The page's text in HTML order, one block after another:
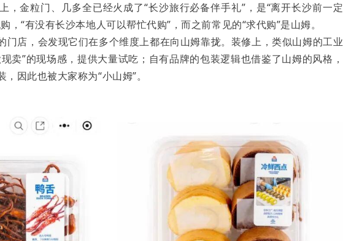
，金粒门、几多全已经火成了“长沙旅行必备伴手礼”，是“离开长沙前一定
，“有没有长沙本地人可以帮忙代购”，而之前常见的“求代购”是山姆。
门店，会发现它们在多个维度上都在向山姆靠拢。装修上，类似山姆的工业
卖”的现场感，提供大量试吃；自有品牌的包装逻辑也借鉴了山姆的风格，
因此也被大家称为“小山姆”。